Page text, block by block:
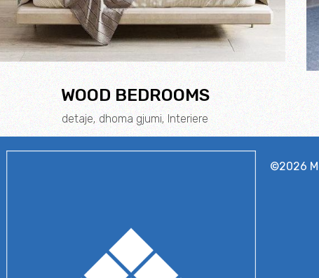
WOOD BEDROOMS
detaje dhoma gjumi Interiere
©2026